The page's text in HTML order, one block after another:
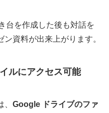
台を作成した後も対話を
資料が出来上がります。
ルにアクセス可能
Google ドライブのファ